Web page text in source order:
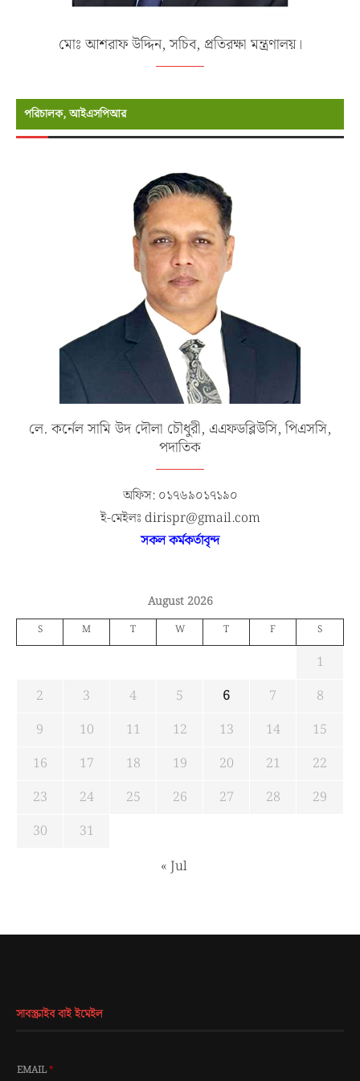
মোঃ আশরাফ উদ্দিন, সচিব, প্রতিরক্ষা মন্ত্রণালয়।
পরিচালক, আইএসপিআর
লে. কর্নেল সামি উদ দৌলা চৌধুরী, এএফডব্লিউসি, পিএসসি,
পদাতিক
অফিস: ০১৭৬৯০১৭১৯০
ই-মেইলঃ dirispr@gmail.com
সকল কর্মকর্তাবৃন্দ
August 2026
S M T W T F S
1
2
3 4 5 6 7
8
9
10 11 12 13 14
15
16
17 18 19 20 21
22
23
24 25 26 27 28
29
30
31
« Jul
সাবস্ক্রাইব বাই ইমেইল
EMAIL*